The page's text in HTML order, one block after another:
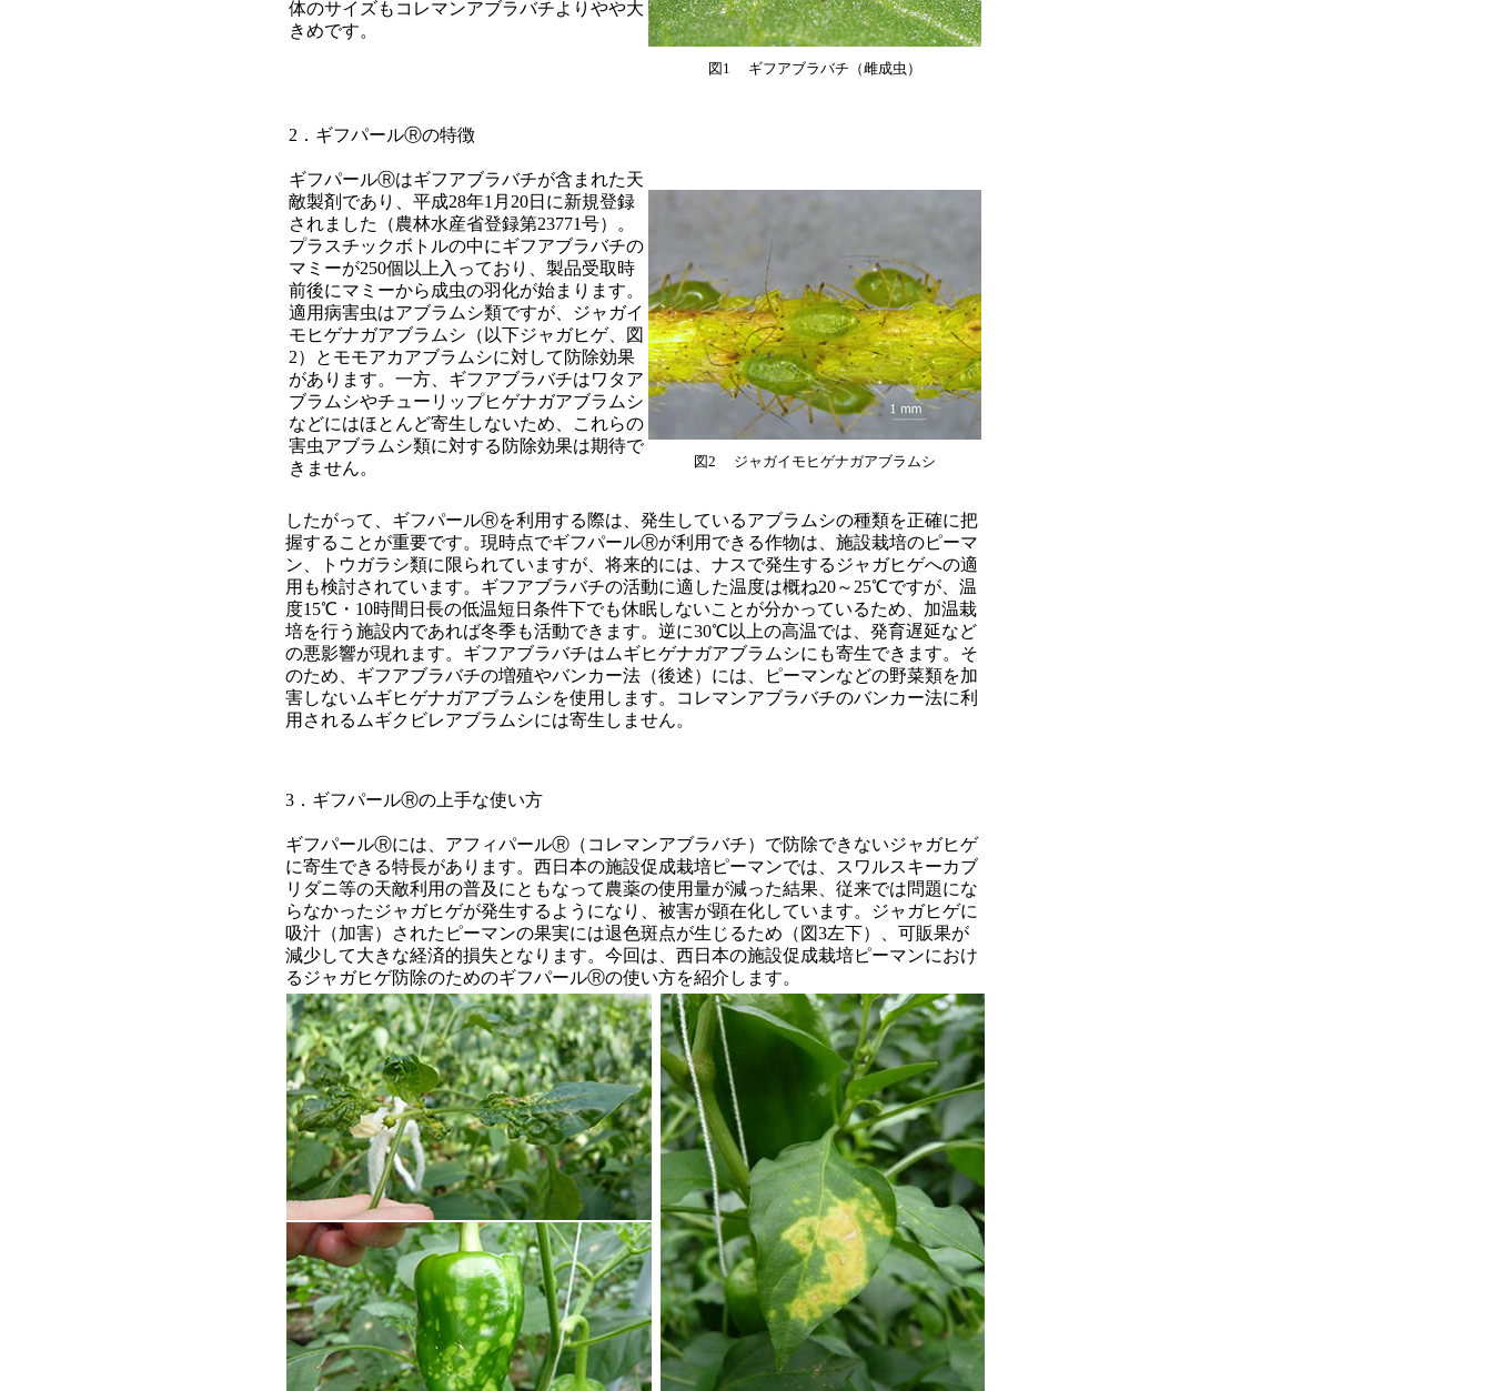
体のサイズもコレマンアブラバチよりやや大
きめです。
図1 ギフアブラバチ（雌成虫）
2．ギフパールⓇの特徴
ギフパールⓇはギフアブラバチが含まれた天
敵製剤であり、平成28年1月20日に新規登録
されました（農林水産省登録第23771号）。
プラスチックボトルの中にギフアブラバチの
マミーが250個以上入っており、製品受取時
前後にマミーから成虫の羽化が始まります。
適用病害虫はアブラムシ類ですが、ジャガイ
モヒゲナガアブラムシ（以下ジャガヒゲ、図
2）とモモアカアブラムシに対して防除効果
があります。一方、ギフアブラバチはワタア
ブラムシやチューリップヒゲナガアブラムシ
などにはほとんど寄生しないため、これらの
害虫アブラムシ類に対する防除効果は期待で
きません。
図2 ジャガイモヒゲナガアブラムシ
したがって、ギフパールⓇを利用する際は、発生しているアブラムシの種類を正確に把
握することが重要です。現時点でギフパールⓇが利用できる作物は、施設栽培のピーマ
ン、トウガラシ類に限られていますが、将来的には、ナスで発生するジャガヒゲへの適
用も検討されています。ギフアブラバチの活動に適した温度は概ね20～25℃ですが、温
度15℃・10時間日長の低温短日条件下でも休眠しないことが分かっているため、加温栽
培を行う施設内であれば冬季も活動できます。逆に30℃以上の高温では、発育遅延など
の悪影響が現れます。ギフアブラバチはムギヒゲナガアブラムシにも寄生できます。そ
のため、ギフアブラバチの増殖やバンカー法（後述）には、ピーマンなどの野菜類を加
害しないムギヒゲナガアブラムシを使用します。コレマンアブラバチのバンカー法に利
用されるムギクビレアブラムシには寄生しません。
3．ギフパールⓇの上手な使い方
ギフパールⓇには、アフィパールⓇ（コレマンアブラバチ）で防除できないジャガヒゲ
に寄生できる特長があります。西日本の施設促成栽培ピーマンでは、スワルスキーカブ
リダニ等の天敵利用の普及にともなって農薬の使用量が減った結果、従来では問題にな
らなかったジャガヒゲが発生するようになり、被害が顕在化しています。ジャガヒゲに
吸汁（加害）されたピーマンの果実には退色斑点が生じるため（図3左下）、可販果が
減少して大きな経済的損失となります。今回は、西日本の施設促成栽培ピーマンにおけ
るジャガヒゲ防除のためのギフパールⓇの使い方を紹介します。